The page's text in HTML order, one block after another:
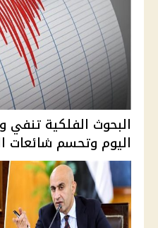
البحوث الفلكية
اليوم وتحسم شائعات